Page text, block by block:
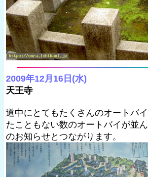
2009年12月16日(水)
天王寺
道中にとてもたくさんのオートバ
たこともない数のオートバイが並
のお知らせとつながります。